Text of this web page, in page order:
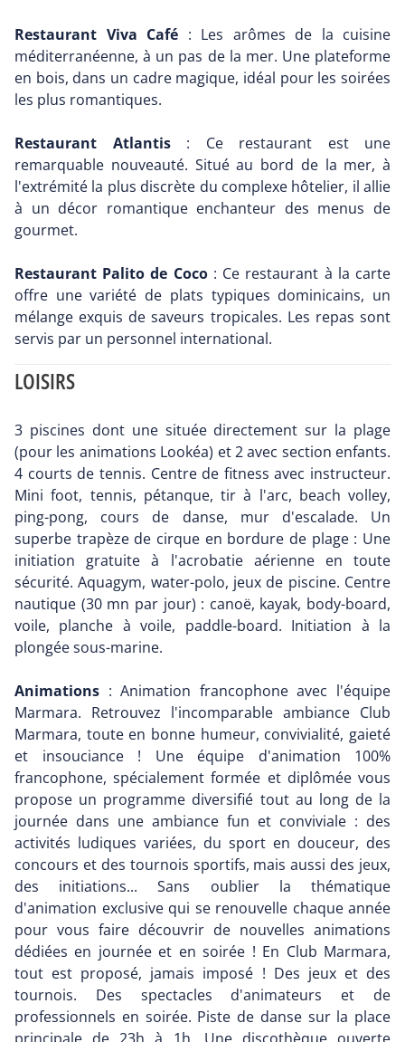
Restaurant Viva Café : Les arômes de la cuisine
méditerranéenne, à un pas de la mer. Une plateforme
en bois, dans un cadre magique, idéal pour les soirées
les plus romantiques.
Restaurant Atlantis: Ce restaurant est une
remarquable nouveauté. Situé au bord de la mer, à
l'extrémité la plus discrète du complexe hôtelier, il allie
à un décor romantique enchanteur des menus de
gourmet.
Restaurant Palito de Coco: Ce restaurant à la carte
offre une variété de plats typiques dominicains, un
mélange exquis de saveurs tropicales. Les repas sont
servis par un personnel international.
LOISIRS
3 piscines dont une située directement sur la plage
(pour les animations Lookéa) et 2 avec section enfants.
4 courts de tennis. Centre de fitness avec instructeur.
Mini foot, tennis, pétanque, tir à l'arc, beach volley,
ping-pong, cours de danse, mur d'escalade. Un
superbe trapèze de cirque en bordure de plage : Une
initiation gratuite à l'acrobatie aérienne en toute
sécurité. Aquagym, water-polo, jeux de piscine. Centre
nautique (30 mn par jour) : canoë, kayak, body-board,
voile, planche à voile, paddle-board. Initiation à la
plongée sous-marine.
Animations : Animation francophone avec l'équipe
Marmara. Retrouvez l'incomparable ambiance Club
Marmara, toute en bonne humeur, convivialité, gaieté
et insouciance ! Une équipe d'animation 100%
francophone, spécialement formée et diplômée vous
propose un programme diversifié tout au long de la
journée dans une ambiance fun et conviviale : des
activités ludiques variées, du sport en douceur, des
concours et des tournois sportifs, mais aussi des jeux,
des initiations... Sans oublier la thématique
d'animation exclusive qui se renouvelle chaque année
pour vous faire découvrir de nouvelles animations
dédiées en journée et en soirée ! En Club Marmara,
tout est proposé, jamais imposé ! Des jeux et des
tournois. Des spectacles d'animateurs et de
professionnels en soirée. Piste de danse sur la place